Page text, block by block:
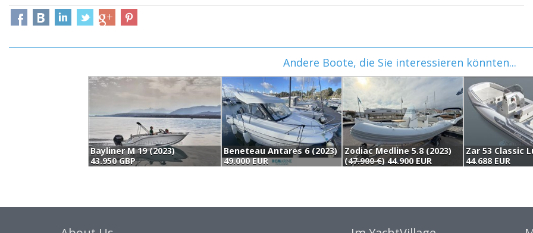
Andere Boote, die Sie interessieren könnten...
Bayliner M 19 (2023)
43.950 GBP
Beneteau Antares 6 (2023)
49.000 EUR
Zodiac Medline 5.8 (2023)
(47.900 €) 44.900 EUR
Zar 53 Classic
44.688 EUR